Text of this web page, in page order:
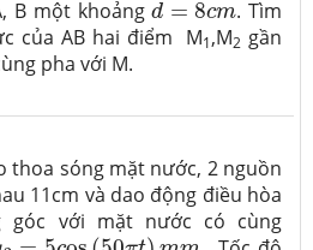
B một khoảngd = 8cm. Tìm
của AB hai điểm M1,M2 gần
pha với M.
thoa sóng mặt nước, 2 nguồn
11cm và dao động điều hòa
góc với mặt nước có cùng
=5cos(50πt)mm